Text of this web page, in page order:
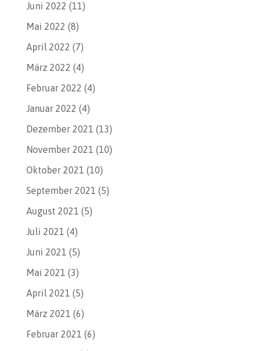
Juni 2022 (11)
Mai 2022 (8)
April 2022 (7)
März 2022 (4)
Februar 2022 (4)
Januar 2022 (4)
Dezember 2021 (13)
November 2021 (10)
Oktober 2021 (10)
September 2021 (5)
August 2021 (5)
Juli 2021 (4)
Juni 2021 (5)
Mai 2021 (3)
April 2021 (5)
März 2021 (6)
Februar 2021 (6)